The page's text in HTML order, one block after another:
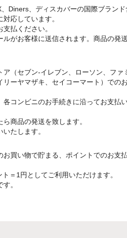
Diners、ディスカバーの国際ブランド
応しています。
払ください。
がお客様に送信されます。商品の発
（セブン-イレブン、ローソン、ファ
ーヤマザキ、セイコーマート）での
コンビニのお手続きに沿ってお支払
商品の発送を致します。
たします。
買い物で貯まる、ポイントでのお支
＝1円としてご利用いただけます。
。